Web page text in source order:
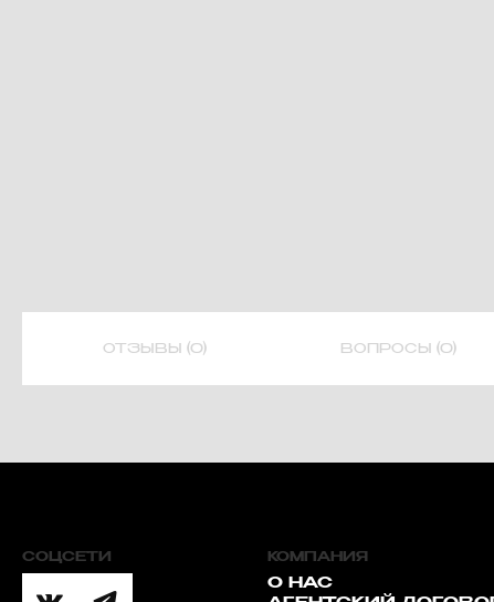
ОТЗЫВЫ (0) ВОПРОСЫ (0)
СОЦСЕТИ КОМПАНИЯ
О НАС